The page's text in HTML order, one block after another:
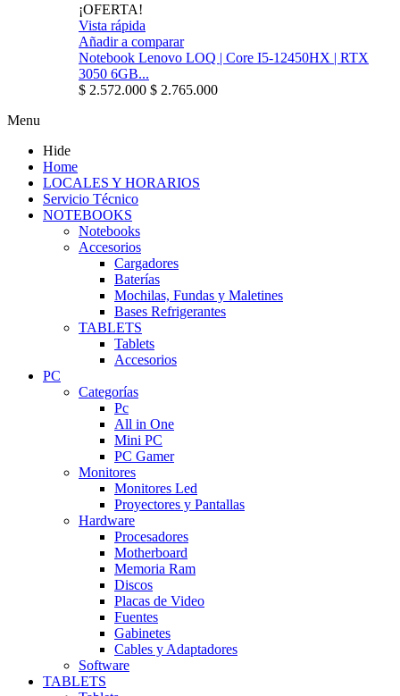
¡OFERTA!
Vista rápida
Añadir a comparar
Notebook Lenovo LOQ | Core I5-12450HX | RTX
3050 6GB...
$ 2.572.000 $ 2.765.000
Menu
Hide
Home
LOCALES Y HORARIOS
Servicio Técnico
NOTEBOOKS
Notebooks
Accesorios
Cargadores
Baterías
Mochilas, Fundas y Maletines
Bases Refrigerantes
TABLETS
Tablets
Accesorios
PC
Categorías
Pc
All in One
Mini PC
PC Gamer
Monitores
Monitores Led
Proyectores y Pantallas
Hardware
Procesadores
Motherboard
Memoria Ram
Discos
Placas de Video
Fuentes
Gabinetes
Cables y Adaptadores
Software
TABLETS